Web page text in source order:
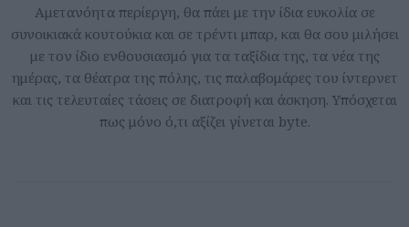
Αμετανόητα περίεργη, θα πάει με την ίδια ευκολία σε
συνοικιακά κουτούκια και σε τρέντι μπαρ, και θα σου μιλήσει
με τον ίδιο ενθουσιασμό για τα ταξίδια της, τα νέα της
ημέρας, τα θέατρα της πόλης, τις παλαβομάρες του ίντερνετ
και τις τελευταίες τάσεις σε διατροφή και άσκηση. Υπόσχεται
πως μόνο ό,τι αξίζει γίνεται byte.